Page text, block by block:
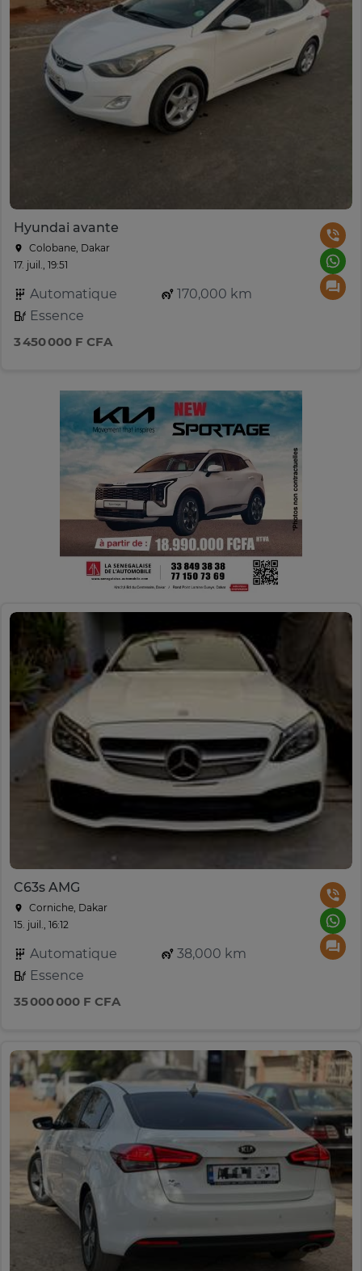
Hyundai avante
Colobane, Dakar
17. juil., 19:51
Automatique
170,000 km
Essence
3 450 000 F CFA
C63s AMG
Corniche, Dakar
15. juil., 16:12
Automatique
38,000 km
Essence
35 000 000 F CFA